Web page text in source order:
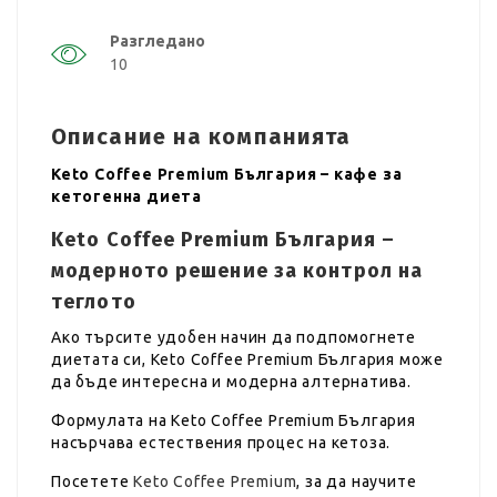
Разгледано
10
Описание на компанията
Keto Coffee Premium България – кафе за
кетогенна диета
Keto Coffee Premium България –
модерното решение за контрол на
теглото
Ако търсите удобен начин да подпомогнете
диетата си, Keto Coffee Premium България може
да бъде интересна и модерна алтернатива.
Формулата на Keto Coffee Premium България
насърчава естествения процес на кетоза.
ПосететеKeto Coffee Premium, за да научите